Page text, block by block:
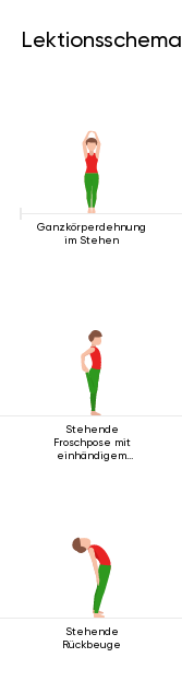
Lektionsschema
Ganzkörperdehnung
im Stehen
Stehende
Froschpose mit
einhändigem
Stehende
Rückbeuge